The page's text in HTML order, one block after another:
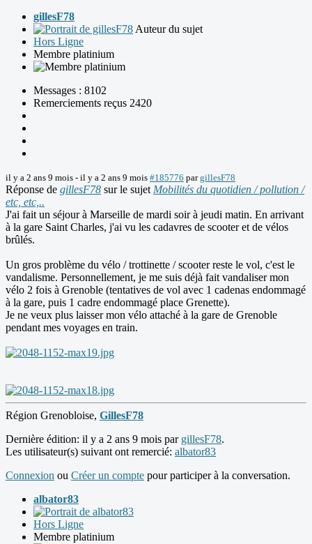
gillesF78
Auteur du sujet
Hors Ligne
Membre platinium
Messages : 8102
Remerciements reçus 2420
il y a 2 ans 9 mois - il y a 2 ans 9 mois #185776 pargillesF78
Réponse de gillesF78 sur le sujet Mobilités du quotidien / pollution /
etc, etc,..
J'ai fait un séjour à Marseille de mardi soir à jeudi matin. En arrivant
à la gare Saint Charles, j'ai vu les cadavres de scooter et de vélos
brûlés.
Un gros problème du vélo / trottinette / scooter reste le vol, c'est le
vandalisme. Personnellement, je me suis déjà fait vandaliser mon
vélo 2 fois à Grenoble (tentatives de vol avec 1 cadenas endommagé
à la gare, puis 1 cadre endommagé place Grenette).
Je ne veux plus laisser mon vélo attaché à la gare de Grenoble
pendant mes voyages en train.
Région Grenobloise, GillesF78
Dernière édition: il y a 2 ans 9 mois par gillesF78.
Les utilisateur(s) suivant ont remercié: albator83
Connexion ou Créer un compte pour participer à la conversation.
albator83
Hors Ligne
Membre platinium